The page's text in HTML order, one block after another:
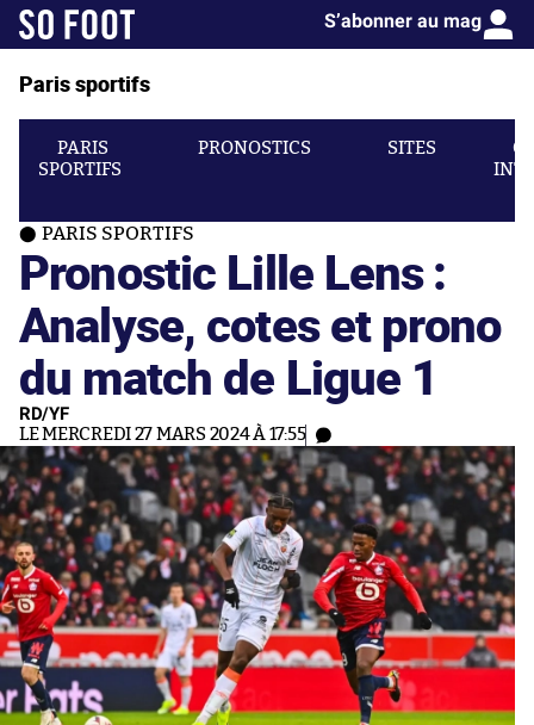
S’abonner au mag
Paris sportifs
PARIS
SPORTIFS
PRONOSTICS SITES
PARIS SPORTIFS
Pronostic Lille Lens :
Analyse, cotes et prono
du match de Ligue 1
RD/YF
LE MERCREDI 27 MARS 2024 À 17:55